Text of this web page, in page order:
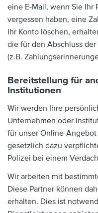
eine E-Mail, wenn Sie Ihr
vergessen haben, eine
Ihr Konto löschen,
die für den Abschluss
(z.B.
Bereitstellung für
Institutionen
Wir werden Ihre
Unternehmen oder
für unser Online-
gesetzlich dazu
Polizei bei einem
Wir arbeiten mit
Diese Partner können
erhalten. Dies ist